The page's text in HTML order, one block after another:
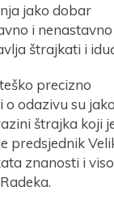
jako dobar
i
štrajkati i
precizno
o odazivu su
štrajka koji
predsjednik
znanosti i